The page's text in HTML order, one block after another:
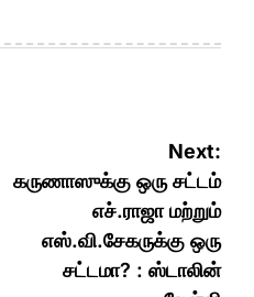
Next:
கருணாஸுக்கு ஒரு சட்டம்
எச்.ராஜா மற்றும்
எஸ்.வி.சேகருக்கு ஒரு
சட்டமா? : ஸ்டாலின்